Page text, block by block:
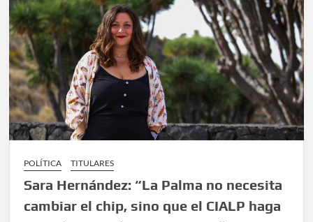
POLÍTICA TITULARES
Sara Hernández: “La Palma no necesita
cambiar el chip, sino que el CIALP haga